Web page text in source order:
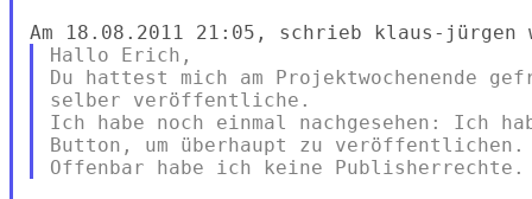
Hallo Erich,
Du hattest mich am Projektwochenende
selber veröffentliche.
Ich habe noch einmal nachgesehen: Ich
Button, um überhaupt zu